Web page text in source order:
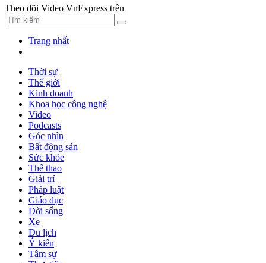
Theo dõi Video VnExpress trên
Trang nhất
Thời sự
Thế giới
Kinh doanh
Khoa học công nghệ
Video
Podcasts
Góc nhìn
Bất động sản
Sức khỏe
Thể thao
Giải trí
Pháp luật
Giáo dục
Đời sống
Xe
Du lịch
Ý kiến
Tâm sự